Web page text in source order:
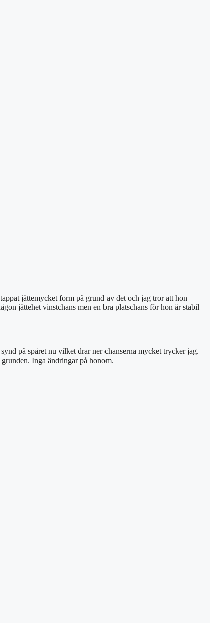
jättemycket form på grund av det och jag tror att hon
jättehet vinstchans men en bra platschans för hon är stabil
på spåret nu vilket drar ner chanserna mycket trycker jag.
Inga ändringar på honom.